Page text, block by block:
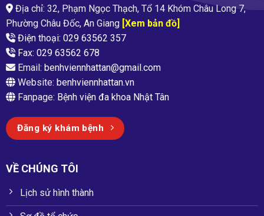
Địa chỉ: 32, Phạm Ngọc Thạch, Tổ 14 Khóm Châu Long 7,
Phường Châu Đốc, An Giang[Xem bản đồ]
Điện thoại: 029 63562 357
Fax: 029 63562 678
Email: benhviennhattan@gmail.com
Website: benhviennhattan.vn
Fanpage: Bệnh viện đa khoa Nhật Tân
Đăng ký khám bệnh
VỀ CHÚNG TÔI
Lịch sử hình thành